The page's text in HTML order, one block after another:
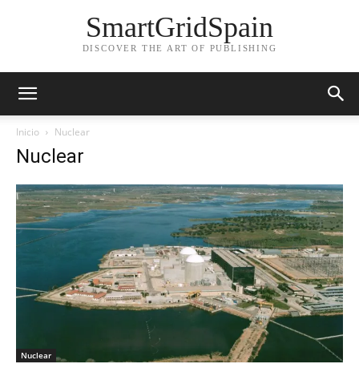
SmartGridSpain
DISCOVER THE ART OF PUBLISHING
Inicio Nuclear
Nuclear
Nuclear